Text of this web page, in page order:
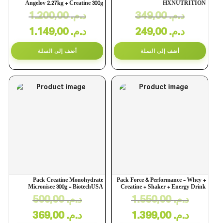
Angelov 2.27kg + Creatine 300g
د.م.1.200,00
د.م. 1.149,00
أضف إلى السلة
HXNUTRITION
د.م.349,00
د.م. 249,00
أضف إلى السلة
Pack Creatine Monohydrate
Micronisee 300g – BiotechUSA
د.م.500,00
د.م. 369,00
Pack Force & Performance – Whey +
Creatine + Shaker + Energy Drink
د.م.1.550,00
د.م. 1.399,00